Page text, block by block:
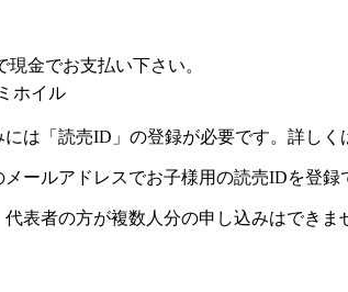
でお支払い下さい。
ホイル
は「読売ID」の登録が必要です。詳しく
ールアドレスでお子様用の読売IDを登録
表者の方が複数人分の申し込みはでき